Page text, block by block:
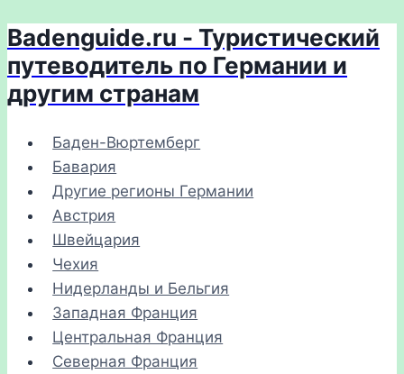
Перейти
к
содержимому
Badenguide.ru - Туристический
путеводитель по Германии и
другим странам
Баден-Вюртемберг
Бавария
Другие регионы Германии
Австрия
Швейцария
Чехия
Нидерланды и Бельгия
Западная Франция
Центральная Франция
Северная Франция